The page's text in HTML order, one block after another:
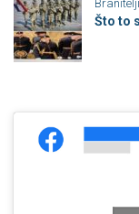
Branitelji
Što to